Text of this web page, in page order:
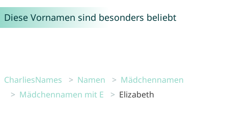
Diese Vornamen sind besonders beliebt
CharliesNames Namen
Mädchennamen
Mädchennamen mit E
Elizabeth